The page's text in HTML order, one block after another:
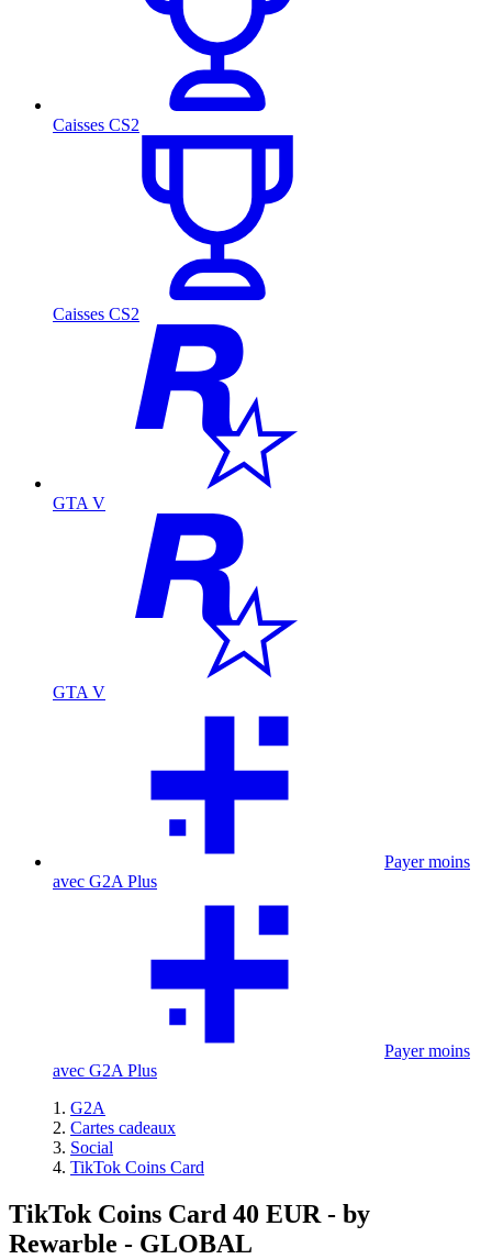
Caisses CS2
Caisses CS2
GTA V
GTA V
Payer moins
avec G2A Plus
Payer moins
avec G2A Plus
G2A
Cartes cadeaux
Social
TikTok Coins Card
TikTok Coins Card 40 EUR - by
Rewarble - GLOBAL